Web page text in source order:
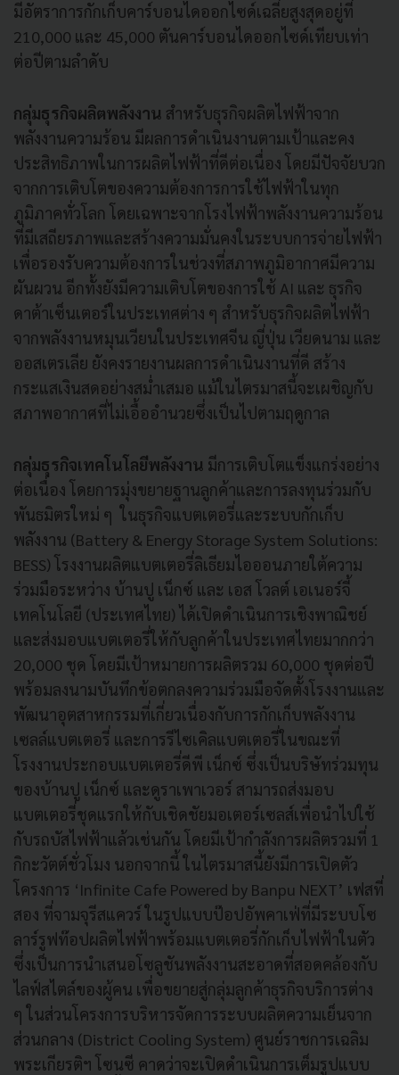
มีอัตราการกักเก็บคาร์บอนไดออกไซด์เฉลี่ยสูงสุดอยู่ที่
210,000 และ 45,000 ตันคาร์บอนไดออกไซด์เทียบเท่า
ต่อปีตามลำดับ
กลุ่มธุรกิจผลิตพลังงาน สำหรับธุรกิจผลิตไฟฟ้าจาก
พลังงานความร้อน มีผลการดำเนินงานตามเป้าและคง
ประสิทธิภาพในการผลิตไฟฟ้าที่ดีต่อเนื่อง โดยมีปัจจัยบวก
จากการเติบโตของความต้องการการใช้ไฟฟ้าในทุก
ภูมิภาคทั่วโลก โดยเฉพาะจากโรงไฟฟ้าพลังงานความร้อน
ที่มีเสถียรภาพและสร้างความมั่นคงในระบบการจ่ายไฟฟ้า
เพื่อรองรับความต้องการในช่วงที่สภาพภูมิอากาศมีความ
ผันผวน อีกทั้งยังมีความเติบโตของการใช้ AI และ ธุรกิจ
ดาต้าเซ็นเตอร์ในประเทศต่าง ๆ สำหรับธุรกิจผลิตไฟฟ้า
จากพลังงานหมุนเวียนในประเทศจีน ญี่ปุ่น เวียดนาม และ
ออสเตรเลีย ยังคงรายงานผลการดำเนินงานที่ดี สร้าง
กระแสเงินสดอย่างสม่ำเสมอ แม้ในไตรมาสนี้จะเผชิญกับ
สภาพอากาศที่ไม่เอื้ออำนวยซึ่งเป็นไปตามฤดูกาล
กลุ่มธุรกิจเทคโนโลยีพลังงาน มีการเติบโตแข็งแกร่งอย่าง
ต่อเนื่อง โดยการมุ่งขยายฐานลูกค้าและการลงทุนร่วมกับ
พันธมิตรใหม่ ๆ ในธุรกิจแบตเตอรี่และระบบกักเก็บ
พลังงาน (Battery & Energy Storage System Solutions:
BESS) โรงงานผลิตแบตเตอรี่ลิเธียมไอออนภายใต้ความ
ร่วมมือระหว่าง บ้านปู เน็กซ์ และ เอส โวลต์ เอเนอร์จี้
เทคโนโลยี (ประเทศไทย) ได้เปิดดำเนินการเชิงพาณิชย์
และส่งมอบแบตเตอรี่ให้กับลูกค้าในประเทศไทยมากกว่า
20,000 ชุด โดยมีเป้าหมายการผลิตรวม 60,000 ชุดต่อปี
พร้อมลงนามบันทึกข้อตกลงความร่วมมือจัดตั้งโรงงานและ
พัฒนาอุตสาหกรรมที่เกี่ยวเนื่องกับการกักเก็บพลังงาน
เซลล์แบตเตอรี่ และการรีไซเคิลแบตเตอรี่ในขณะที่
โรงงานประกอบแบตเตอรี่ดีพี เน็กซ์ ซึ่งเป็นบริษัทร่วมทุน
ของบ้านปู เน็กซ์ และดูราเพาเวอร์ สามารถส่งมอบ
แบตเตอรี่ชุดแรกให้กับเชิดชัยมอเตอร์เซลส์เพื่อนำไปใช้
กับรถบัสไฟฟ้าแล้วเช่นกัน โดยมีเป้ากำลังการผลิตรวมที่ 1
กิกะวัตต์ชั่วโมง นอกจากนี้ ในไตรมาสนี้ยังมีการเปิดตัว
โครงการ ‘Infinite Cafe Powered by Banpu NEXT’ เฟสที่
สอง ที่จามจุรีสแควร์ ในรูปแบบป๊อปอัพคาเฟ่ที่มีระบบโซ
ลาร์รูฟท๊อปผลิตไฟฟ้าพร้อมแบตเตอรี่กักเก็บไฟฟ้าในตัว
ซึ่งเป็นการนำเสนอโซลูชันพลังงานสะอาดที่สอดคล้องกับ
ไลฟ์สไตล์ของผู้คน เพื่อขยายสู่กลุ่มลูกค้าธุรกิจบริการต่าง
ๆ ในส่วนโครงการบริหารจัดการระบบผลิตความเย็นจาก
ส่วนกลาง (District Cooling System) ศูนย์ราชการเฉลิม
พระเกียรติฯ โซนซี คาดว่าจะเปิดดำเนินการเต็มรูปแบบ